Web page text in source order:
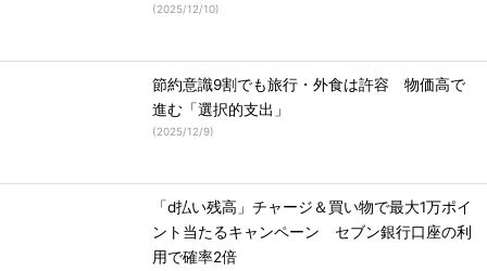
(2025/12/10)
節約意識9割でも旅行・外食は許容 物価高で
進む「選択的支出」
(2025/12/9)
「d払い残高」チャージ＆買い物で最大1万ポイ
ント当たるキャンペーン セブン銀行口座の利
用で確率2倍